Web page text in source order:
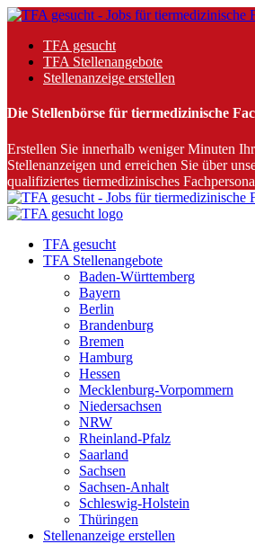
TFA gesucht
TFA Stellenangebote
Stellenanzeige erstellen
Die Stellenbörse für tiermedizinische
Erstellen Sie innerhalb weniger Minuten
Stellenanzeigen und erreichen Sie über
qualifiziertes tiermedizinisches
TFA gesucht
TFA Stellenangebote
Baden-Württemberg
Bayern
Berlin
Brandenburg
Bremen
Hamburg
Hessen
Mecklenburg-Vorpommern
Niedersachsen
NRW
Rheinland-Pfalz
Saarland
Sachsen
Sachsen-Anhalt
Schleswig-Holstein
Thüringen
Stellenanzeige erstellen